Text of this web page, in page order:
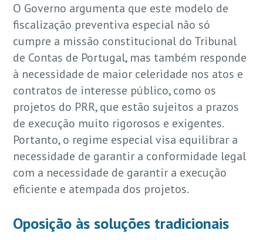
O Governo argumenta que este modelo de
fiscalização preventiva especial não só
cumpre a missão constitucional do Tribunal
de Contas de Portugal, mas também responde
à necessidade de maior celeridade nos atos e
contratos de interesse público, como os
projetos do PRR, que estão sujeitos a prazos
de execução muito rigorosos e exigentes.
Portanto, o regime especial visa equilibrar a
necessidade de garantir a conformidade legal
com a necessidade de garantir a execução
eficiente e atempada dos projetos.
Oposição às soluções tradicionais